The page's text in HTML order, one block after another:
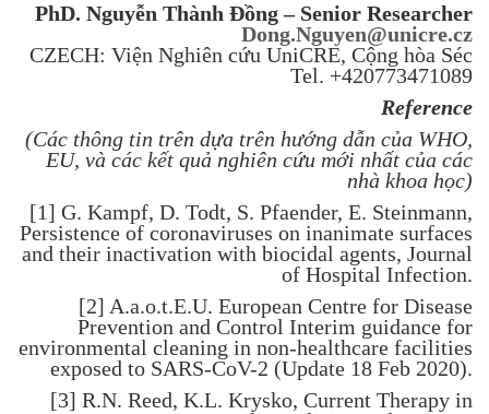
PhD. Nguyễn Thành Đồng – Senior Researcher
Dong.Nguyen@unicre.cz
CZECH: Viện Nghiên cứu UniCRE, Cộng hòa Séc
Tel. +420773471089
Reference
(Các thông tin trên dựa trên hướng dẫn của WHO,
EU, và các kết quả nghiên cứu mới nhất của các
nhà khoa học)
[1] G. Kampf, D. Todt, S. Pfaender, E. Steinmann,
Persistence of coronaviruses on inanimate surfaces
and their inactivation with biocidal agents, Journal
of Hospital Infection.
[2] A.a.o.t.E.U. European Centre for Disease
Prevention and Control Interim guidance for
environmental cleaning in non-healthcare facilities
exposed to SARS-CoV-2 (Update 18 Feb 2020).
[3] R.N. Reed, K.L. Krysko, Current Therapy in